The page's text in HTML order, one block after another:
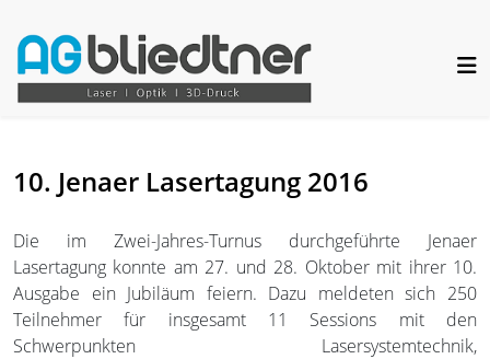
10. Jenaer Lasertagung 2016
Die im Zwei-Jahres-Turnus durchgeführte Jenaer
Lasertagung konnte am 27. und 28. Oktober mit ihrer 10.
Ausgabe ein Jubiläum feiern. Dazu meldeten sich 250
Teilnehmer für insgesamt 11 Sessions mit den
Schwerpunkten Lasersystemtechnik,